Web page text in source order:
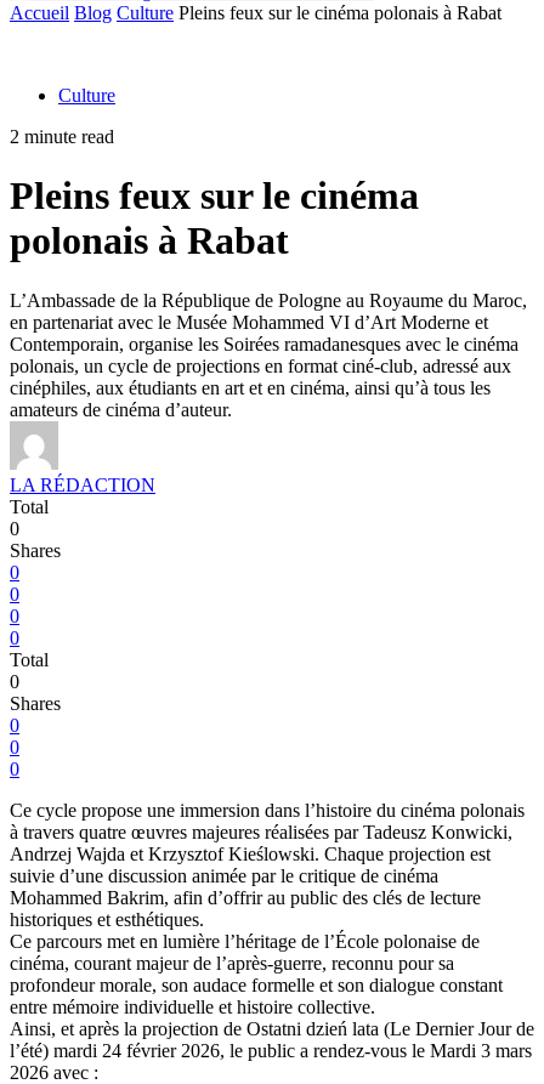
Accueil Blog Culture Pleins feux sur le cinéma polonais à Rabat
Culture
2 minute read
Pleins feux sur le cinéma
polonais à Rabat
L’Ambassade de la République de Pologne au Royaume du Maroc,
en partenariat avec le Musée Mohammed VI d’Art Moderne et
Contemporain, organise les Soirées ramadanesques avec le cinéma
polonais, un cycle de projections en format ciné-club, adressé aux
cinéphiles, aux étudiants en art et en cinéma, ainsi qu’à tous les
amateurs de cinéma d’auteur.
LA RÉDACTION
Total
0
Shares
0
0
0
0
Total
0
Shares
0
0
0
Ce cycle propose une immersion dans l’histoire du cinéma polonais
à travers quatre œuvres majeures réalisées par Tadeusz Konwicki,
Andrzej Wajda et Krzysztof Kieślowski. Chaque projection est
suivie d’une discussion animée par le critique de cinéma
Mohammed Bakrim, afin d’offrir au public des clés de lecture
historiques et esthétiques.
Ce parcours met en lumière l’héritage de l’École polonaise de
cinéma, courant majeur de l’après-guerre, reconnu pour sa
profondeur morale, son audace formelle et son dialogue constant
entre mémoire individuelle et histoire collective.
Ainsi, et après la projection de Ostatni dzień lata (Le Dernier Jour de
l’été) mardi 24 février 2026, le public a rendez-vous le Mardi 3 mars
2026 avec :